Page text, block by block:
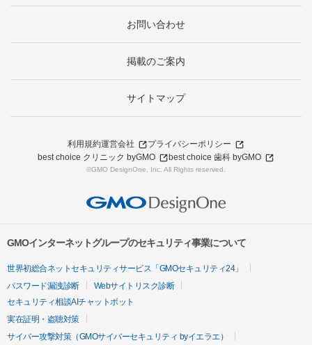
お問い合わせ
掲載のご案内
サイトマップ
利用規約運営会社
プライバシーポリシー
best choice クリニック byGMO
best choice 歯科 byGMO
©GMO DesignOne, Inc. All Rights reserved.
GMOインターネットグループのセキュリティ事業について
世界初総合ネットセキュリティサービス「GMOセキュリティ24」
パスワード漏洩診断
Webサイトリスク診断
セキュリティ相談AIチャットボット
実在証明・盗聴対策
サイバー攻撃対策（GMOサイバーセキュリティ byイエラエ）